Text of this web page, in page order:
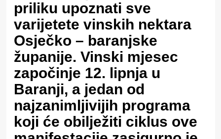
priliku upoznati sve
varijetete vinskih nektara
Osječko – baranjske
županije. Vinski mjesec
započinje 12. lipnja u
Baranji, a jedan od
najzanimljivijih programa
koji će obilježiti ciklus ove